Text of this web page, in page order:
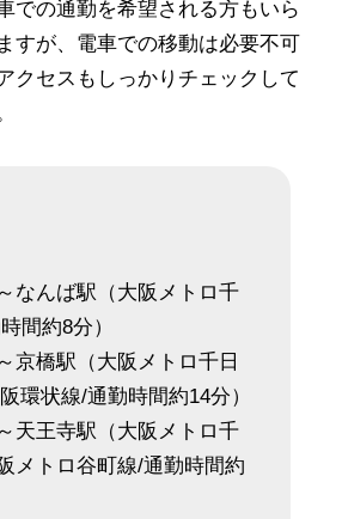
での通勤を希望される方もいら
すが、電車での移動は必要不可
クセスもしっかりチェックして
なんば駅（大阪メトロ千
間約8分）
京橋駅（大阪メトロ千日
環状線/通勤時間約14分）
天王寺駅（大阪メトロ千
メトロ谷町線/通勤時間約